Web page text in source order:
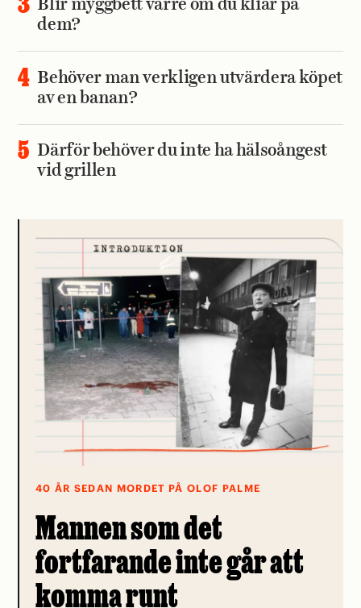
Blir myggbett värre om du kliar på
dem?
Behöver man verkligen utvärdera köpet
av en banan?
Därför behöver du inte ha hälsoångest
vid grillen
40 ÅR SEDAN MORDET PÅ OLOF PALME
Mannen som det
fortfarande inte går att
komma runt